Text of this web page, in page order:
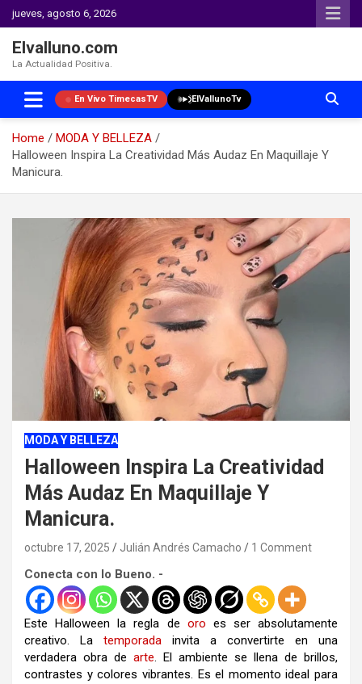
jueves, agosto 6, 2026
Elvalluno.com
La Actualidad Positiva.
En Vivo TimecasTV ElVallunoTv
Home
MODA Y BELLEZA
Halloween Inspira La Creatividad Más Audaz En Maquillaje Y
Manicura.
MODA Y BELLEZA
Halloween Inspira La Creatividad
Más Audaz En Maquillaje Y
Manicura.
octubre 17, 2025 Julián Andrés Camacho 1 Comment
Conecta con lo Bueno. -
Este Halloween la regla de oro es ser absolutamente
creativo. La temporada invita a convertirte en una
verdadera obra de arte. El ambiente se llena de brillos,
contrastes y colores vibrantes. Es el momento ideal para